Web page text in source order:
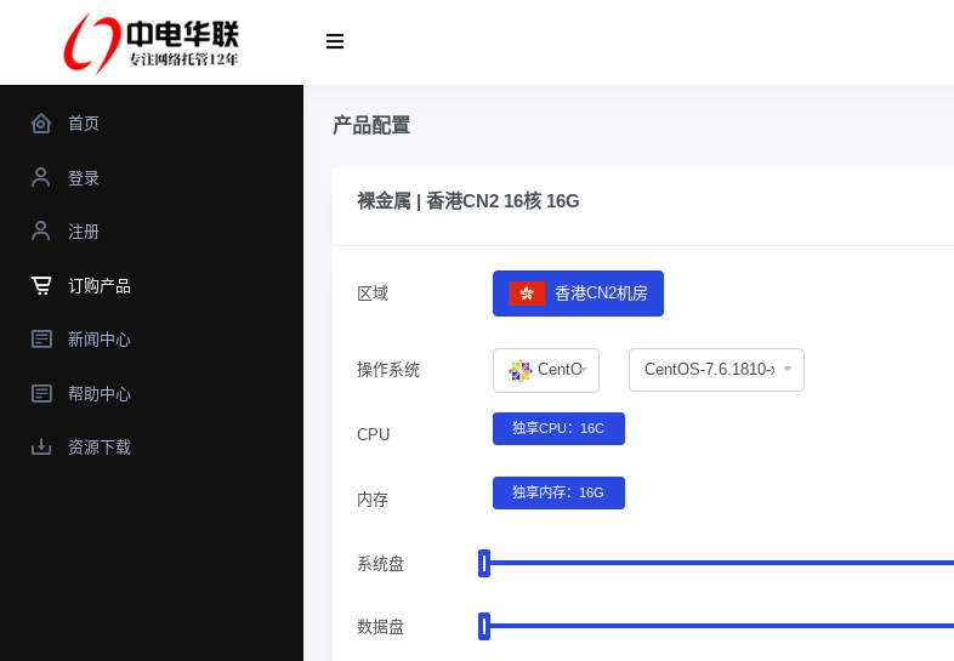
首页
登录
注册
订购产品
新闻中心
帮助中心
资源下载
产品配置
裸金属 | 香港CN2 16核 16G
区域 香港CN2机房
操作系统 CentOS
CPU 独享CPU：16C
内存 独享内存：16G
系统盘
数据盘